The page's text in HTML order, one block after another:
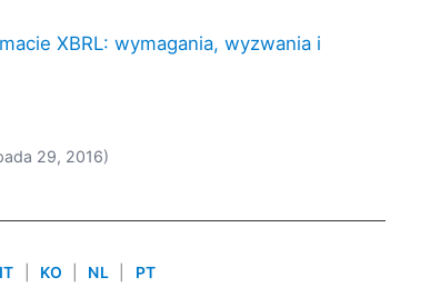
XBRL: wymagania, wyzwania i
29, 2016)
IT KO NL PT